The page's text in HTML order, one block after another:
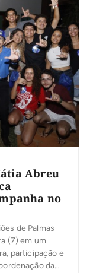
Abreu
no
de Palmas
(7) em um
participação e
da